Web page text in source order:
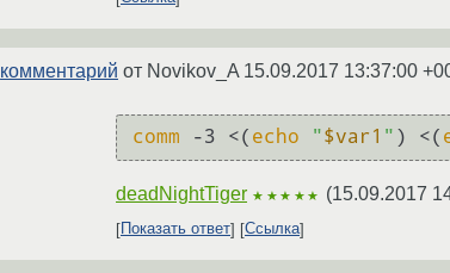
комментарий от Novikov_A 15.09.2017 13:37:00
comm -3 <( echo "$var1 " ) <(
deadNightTiger ★★★★★ (15.09.2017
Показать ответ Ссылка